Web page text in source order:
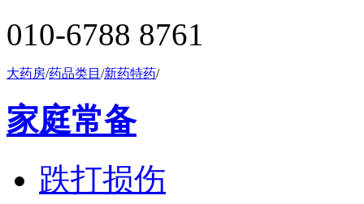
010-6788 8761
大药房/药品类目 /新药特药/
家庭常备
跌打损伤